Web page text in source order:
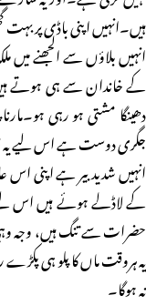
ہیں۔انہیں اپنی باڈی پر بہت
انہیں بلاؤں سے الجھنے میں
کے خاندان سے ہی ہوتے
دھینگا مشتی ہو رہی
جگری دوست ہے اس لیے یہ
انہیں شدید بیر ہے اپنی اس
کے لاڈلے ہوئے ہیں اس
حضرات سے تنگ ہیں، وجہ
یہ ہروقت ماں کا پلو ہی پکڑے
نہ ہوگا۔